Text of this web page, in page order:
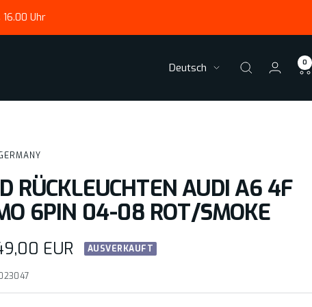
Uhr
Sprache
Deutsch 0
RÜCKLEUCHTEN AUDI A6 4F
6PIN 04-08 ROT/SMOKE
EUR AUSVERKAUFT